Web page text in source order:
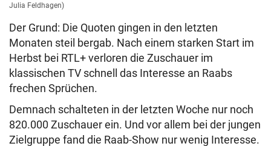
Julia Feldhagen)
Der Grund: Die Quoten gingen in den letzten
Monaten steil bergab. Nach einem starken Start im
Herbst bei RTL+ verloren die Zuschauer im
klassischen TV schnell das Interesse an Raabs
frechen Sprüchen.
Demnach schalteten in der letzten Woche nur noch
820.000 Zuschauer ein. Und vor allem bei der jungen
Zielgruppe fand die Raab-Show nur wenig Interesse.